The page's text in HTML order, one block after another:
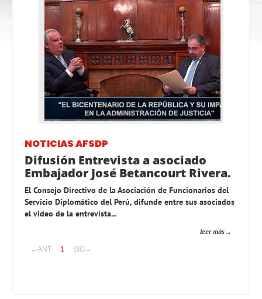
NOTICIAS AFSDP
Difusión Entrevista a asociado
Embajador José Betancourt Rivera.
El Consejo Directivo de la Asociación de Funcionarios del
Servicio Diplomático del Perú, difunde entre sus asociados
el video de la entrevista...
leer más
←ANT 1 SIG→